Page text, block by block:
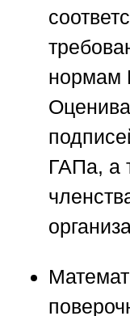
нормам
ГАПа, а